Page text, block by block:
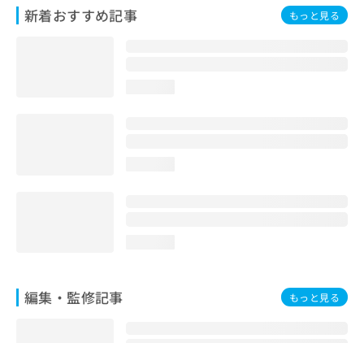
新着おすすめ記事 もっと見る
編集・監修記事 もっと見る
お
問